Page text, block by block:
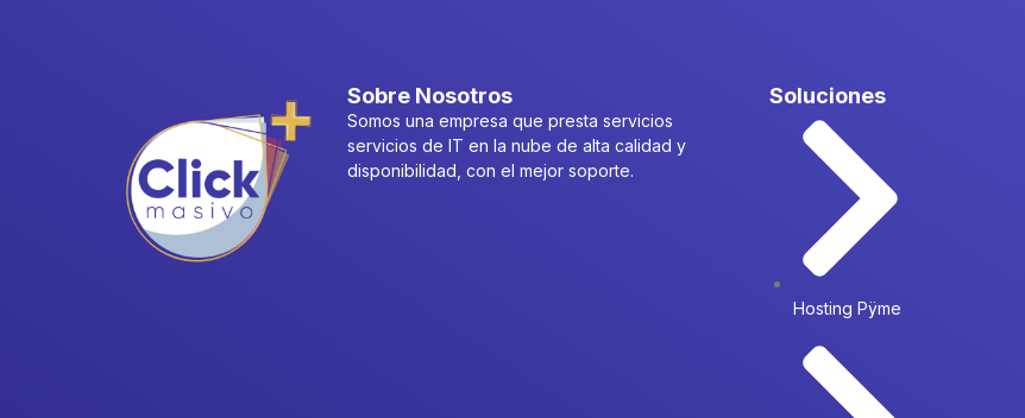
Sobre Nosotros
Somos una empresa que presta servicios
servicios de IT en la nube de alta calidad y
disponibilidad, con el mejor soporte.
Soluciones
Hosting Pÿme